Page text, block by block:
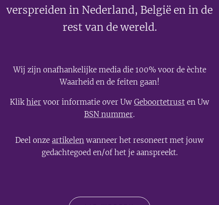
verspreiden in Nederland, België en in de
rest van de wereld.
Wij zijn onafhankelijke media die 100% voor de èchte
Waarheid en de feiten gaan!
Klikhier voor informatie over Uw Geboortetrust en Uw
BSN nummer.
Deel onze artikelen wanneer het resoneert met jouw
gedachtegoed en/of het je aanspreekt.